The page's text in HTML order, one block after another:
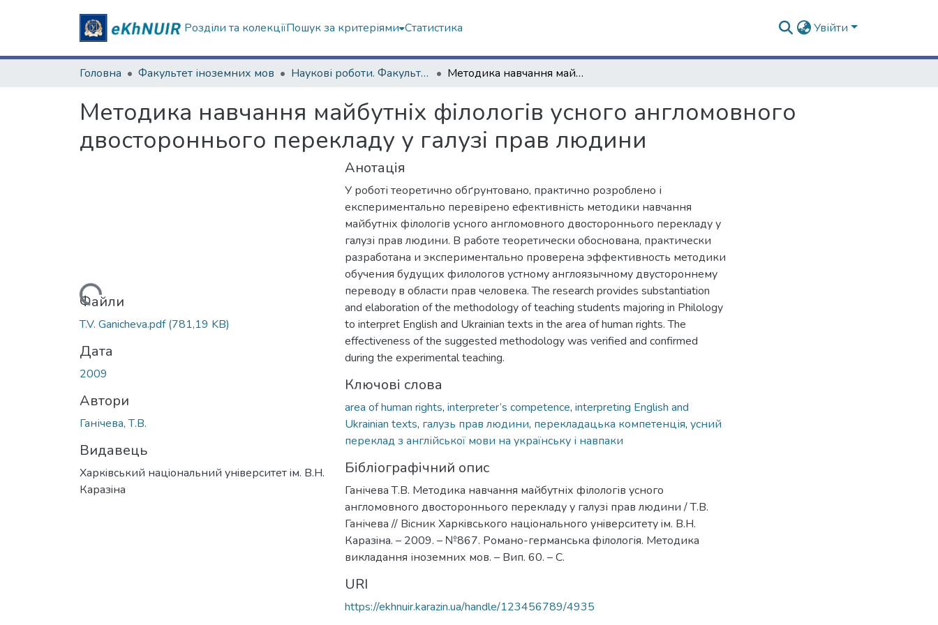
Розділи та колекціїПошук за критеріями Статистика Увійти
Головна Факультет іноземних мов Наукові роботи. Факультет іноземних мов Методика навчання майбутніх філологів усного англомовного двостороннього перекладу у галузі прав людини
Методика навчання майбутніх філологів усного англомовного
двостороннього перекладу у галузі прав людини
Вантажиться...Файли
T.V. Ganicheva.pdf(781,19 KB)
Дата
2009
Автори
Ганічева, Т.В.
Видавець
Харкiвський нацiональний унiверситет iм. В.Н.
Каразiна
Анотація
У роботі теоретично обґрунтовано, практично розроблено і
експериментально перевірено ефективність методики навчання
майбутніх філологів усного англомовного двостороннього перекладу у
галузі прав людини. В работе теоретически обоснована, практически
разработана и экспериментально проверена эффективность методики
обучения будущих филологов устному англоязычному двустороннему
переводу в области прав человека. The research provides substantiation
and elaboration of the methodology of teaching students majoring in Philology
to interpret English and Ukrainian texts in the area of human rights. The
effectiveness of the suggested methodology was verified and confirmed
during the experimental teaching.
Ключові слова
area of human rights, interpreter’s competence, interpreting English and
Ukrainian texts, галузь прав людини, перекладацька компетенція, усний
переклад з англійської мови на українську і навпаки
Бібліографічний опис
Ганічева Т.В. Методика навчання майбутніх філологів усного
англомовного двостороннього перекладу у галузі прав людини / Т.В.
Ганічева // Вiсник Харкiвського нацiонального унiверситету iм. В.Н.
Каразiна. – 2009. – №867. Романо-германська філологія. Методика
викладання іноземних мов. – Вип. 60. – С.
URI
https://ekhnuir.karazin.ua/handle/123456789/4935